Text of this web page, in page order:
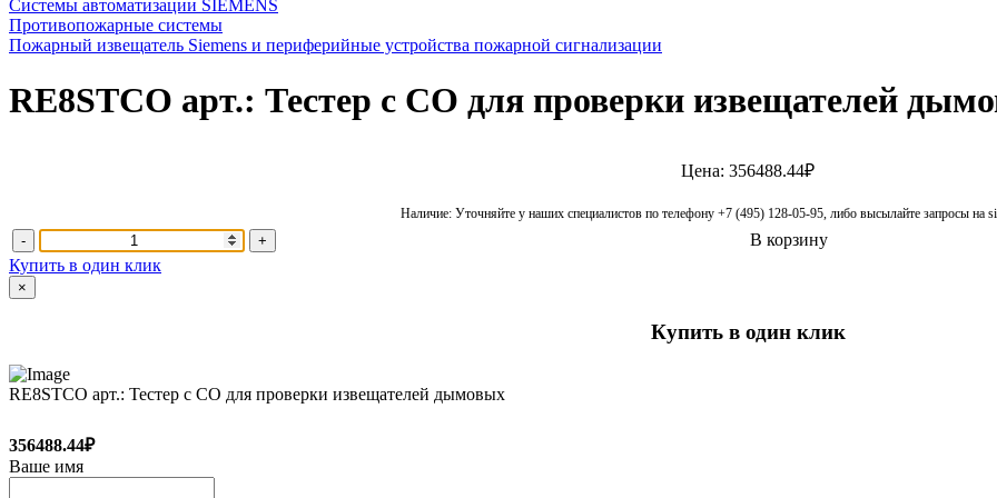
Системы автоматизации SIEMENS
Противопожарные системы
Пожарный извещатель Siemens и периферийные устройства пожарной сигнализации
RE8STCO арт.: Тестер с СO для проверки извещателей
Цена: 356488.44₽
Наличие: Уточняйте у наших специалистов по телефону +7 (495) 128-05-95, либо высылайте запросы на
- +
В корзину
Купить в один клик
×
Купить в один клик
RE8STCO арт.: Тестер с СO для проверки извещателей дымовых
356488.44₽
Ваше имя